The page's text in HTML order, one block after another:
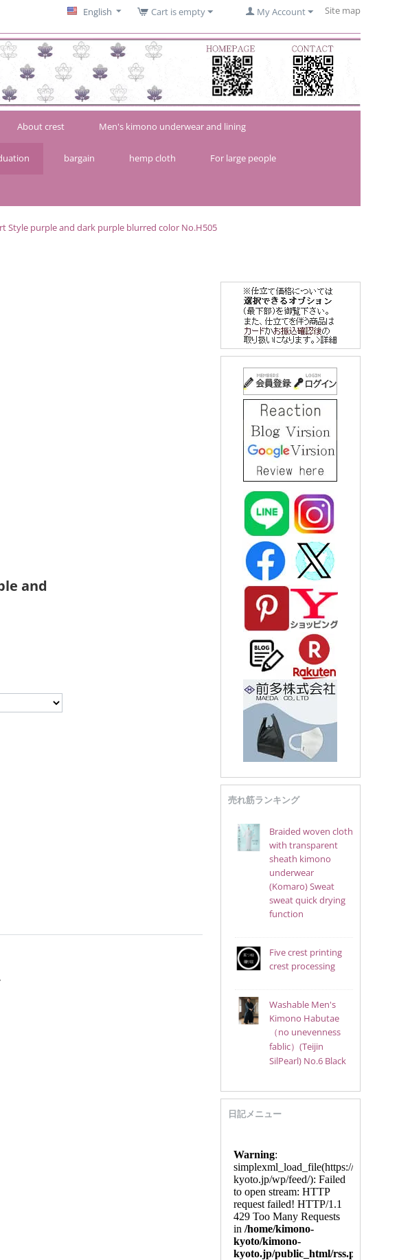
Site map
My Account
Cart is empty
English
About crest Men's kimono underwear and lining
bargain hemp cloth For large people
Style purple and dark purple blurred color No.H505
and
売れ筋ランキング
Braided woven cloth
with transparent
sheath kimono
underwear
(Komaro) Sweat
sweat quick drying
function
Five crest printing
crest processing
Washable Men's
Kimono Habutae
（no unevenness
fablic）(Teijin
SilPearl) No.6 Black
日記メニュー